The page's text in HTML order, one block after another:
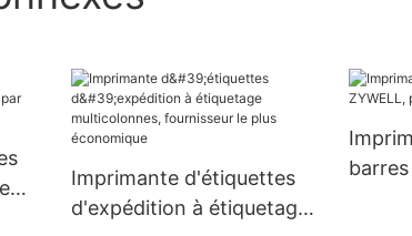
Imprimante d'étiquettes
d'expédition à étiquetage